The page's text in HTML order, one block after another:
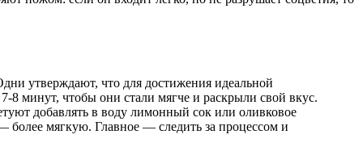
утверждают, что для достижения идеальной
8 минут, чтобы они стали мягче и раскрыли свой вкус.
добавлять в воду лимонный сок или оливковое
более мягкую. Главное — следить за процессом и